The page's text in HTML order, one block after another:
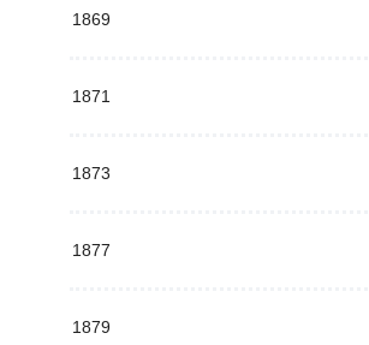
1869
1871
1873
1877
1879